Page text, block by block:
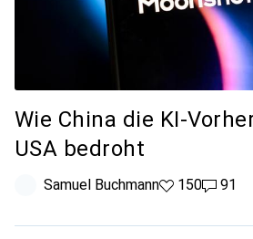
Wie China die KI-
USA bedroht
Samuel Buchmann150 Likes
15091 91